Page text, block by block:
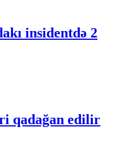
insidentdə 2
qadağan edilir